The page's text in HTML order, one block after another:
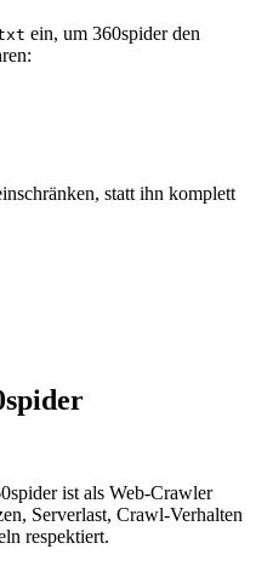
ein, um 360spider den
statt ihn komplett
ist als Web-Crawler
Serverlast, Crawl-Verhalten
respektiert.